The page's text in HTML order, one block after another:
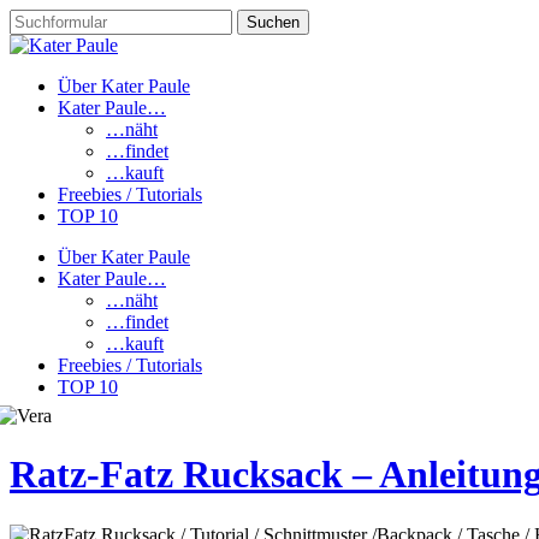
Über Kater Paule
Kater Paule…
…näht
…findet
…kauft
Freebies / Tutorials
TOP 10
Über Kater Paule
Kater Paule…
…näht
…findet
…kauft
Freebies / Tutorials
TOP 10
Ratz-Fatz Rucksack –